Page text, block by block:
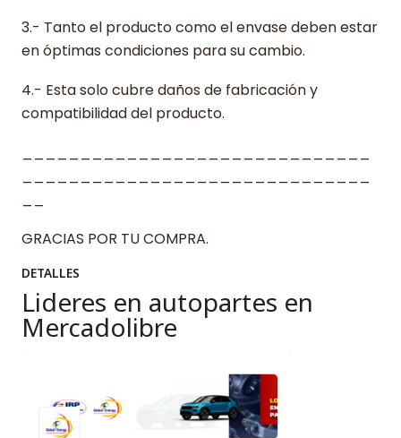
3.- Tanto el producto como el envase deben estar
en óptimas condiciones para su cambio.
4.- Esta solo cubre daños de fabricación y
compatibilidad del producto.
GRACIAS POR TU COMPRA.
DETALLES
Lideres en autopartes en
Mercadolibre